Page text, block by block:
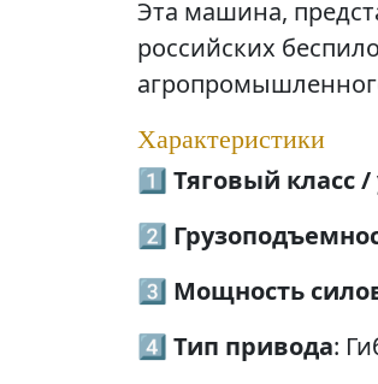
Эта машина,
российских
Характеристики
1️⃣ Тяговый класс /
2️⃣
3️⃣ Мощность
4️⃣ Тип привода: